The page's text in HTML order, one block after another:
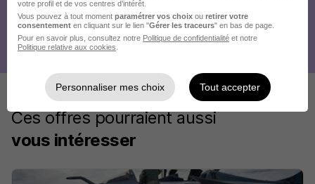
Ces offres pourraient aussi
vous intéresser
votre profil et de vos centres d’intérêt.
Vous pouvez à tout moment paramétrer vos choix ou retirer votre
consentement en cliquant sur le lien "Gérer les traceurs" en bas de page.
Pour en savoir plus, consultez notre Politique de confidentialité et notre
Politique relative aux cookies
Personnaliser mes choix Tout accepter